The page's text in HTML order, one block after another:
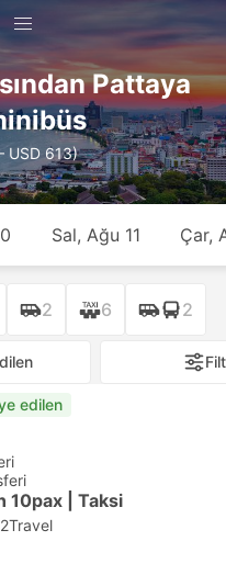
Pattaya
USD 613)
Sal, Ağu 11 Çar,
2 6 2
edilen
10pax | Taksi